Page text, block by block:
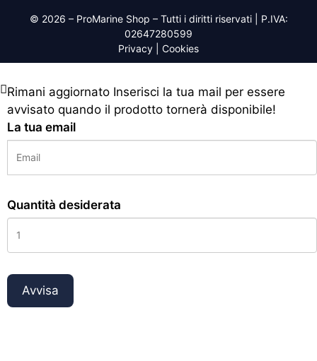
© 2026 – ProMarine Shop – Tutti i diritti riservati | P.IVA:
02647280599
Privacy
Cookies
Rimani aggiornato Inserisci la tua mail per essere
avvisato quando il prodotto tornerà disponibile!
La tua email
Quantità desiderata
Avvisa